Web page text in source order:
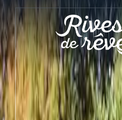
Panneau de gestion des cookies